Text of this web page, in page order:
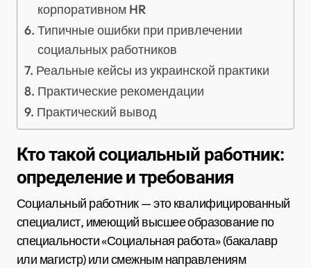
корпоративном HR
Типичные ошибки при привлечении
социальных работников
Реальные кейсы из украинской практики
Практические рекомендации
Практический вывод
Кто такой социальный работник:
определение и требования
Социальный работник — это квалифицированный
специалист, имеющий высшее образование по
специальности «Социальная работа» (бакалавр
или магистр) или смежным направлениям